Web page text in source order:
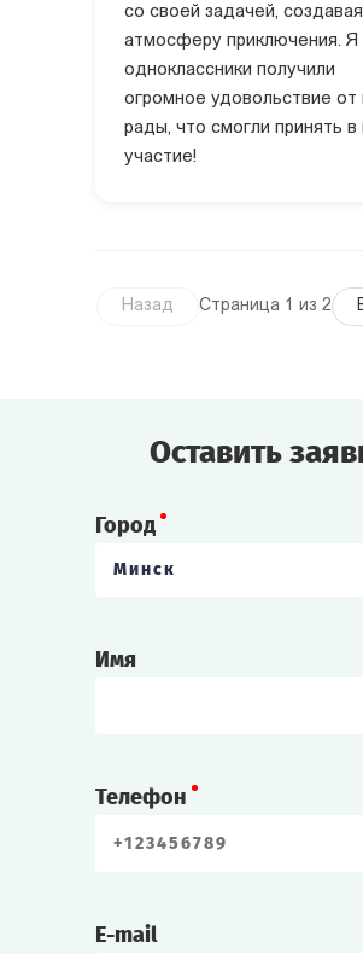
со своей задачей, создавая
атмосферу приключения. Я
одноклассники получили
огромное удовольствие от
рады, что смогли принять в
участие!
Назад Страница 1 из 2
Оставить
Город
Минск
Имя
Телефон
E-mail